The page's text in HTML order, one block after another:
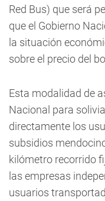
Red Bus) que será
que el Gobierno
la situación
sobre el precio del
Esta modalidad de
Nacional para
directamente los
subsidios
kilómetro recorrido
las empresas
usuarios